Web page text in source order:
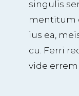
singulis
mentitum
ius ea,
cu. Ferri
vide